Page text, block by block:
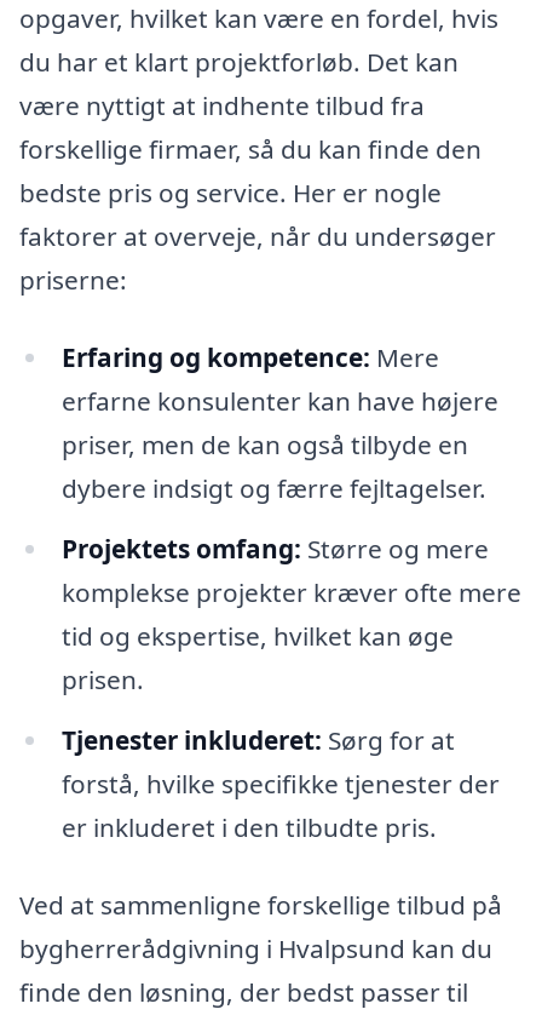
opgaver, hvilket kan være en fordel, hvis
du har et klart projektforløb. Det kan
være nyttigt at indhente tilbud fra
forskellige firmaer, så du kan finde den
bedste pris og service. Her er nogle
faktorer at overveje, når du undersøger
priserne:
Erfaring og kompetence: Mere
erfarne konsulenter kan have højere
priser, men de kan også tilbyde en
dybere indsigt og færre fejltagelser.
Projektets omfang: Større og mere
komplekse projekter kræver ofte mere
tid og ekspertise, hvilket kan øge
prisen.
Tjenester inkluderet: Sørg for at
forstå, hvilke specifikke tjenester der
er inkluderet i den tilbudte pris.
Ved at sammenligne forskellige tilbud på
bygherrerådgivning i Hvalpsund kan du
finde den løsning, der bedst passer til